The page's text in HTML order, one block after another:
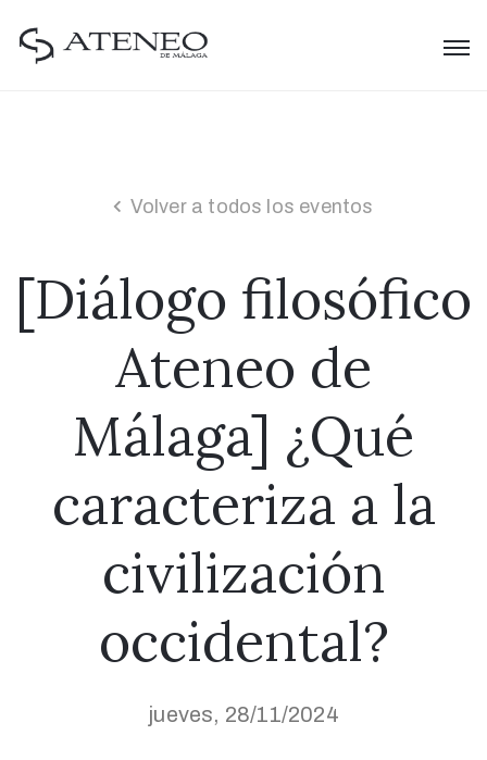
Volver a todos los eventos
[Diálogo filosófico
Ateneo de
Málaga] ¿Qué
caracteriza a la
civilización
occidental?
jueves, 28/11/2024